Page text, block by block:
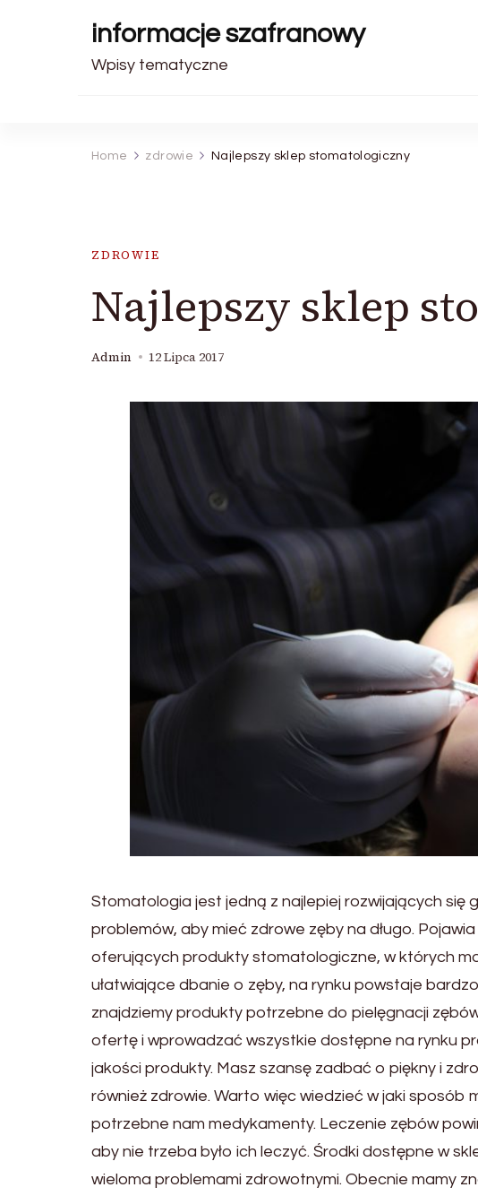
informacje szafranowy
Wpisy tematyczne
Home zdrowie Najlepszy sklep stomatologiczny
ZDROWIE
Najlepszy sklep
Admin 12 Lipca 2017
Stomatologia jest jedną z najlepiej rozwijających się
problemów, aby mieć zdrowe zęby na długo.
oferujących produkty stomatologiczne, w których
ułatwiające dbanie o zęby, na rynku powstaje
znajdziemy produkty potrzebne do pielęgnacji
ofertę i wprowadzać wszystkie dostępne na rynku
jakości produkty. Masz szansę zadbać o piękny i
również zdrowie. Warto więc wiedzieć w jaki sposób
potrzebne nam medykamenty. Leczenie zębów
aby nie trzeba było ich leczyć. Środki dostępne w
wieloma problemami zdrowotnymi. Obecnie mamy